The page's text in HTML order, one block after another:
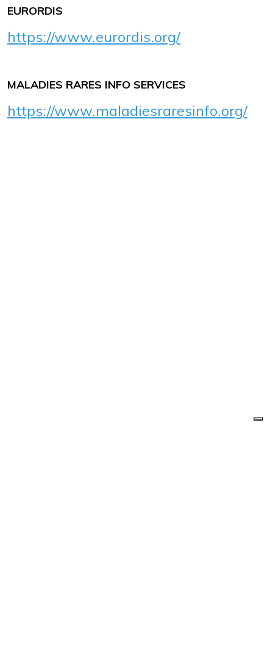
EURORDIS
https://www.eurordis.org/
MALADIES RARES INFO SERVICES
https://www.maladiesraresinfo.org/